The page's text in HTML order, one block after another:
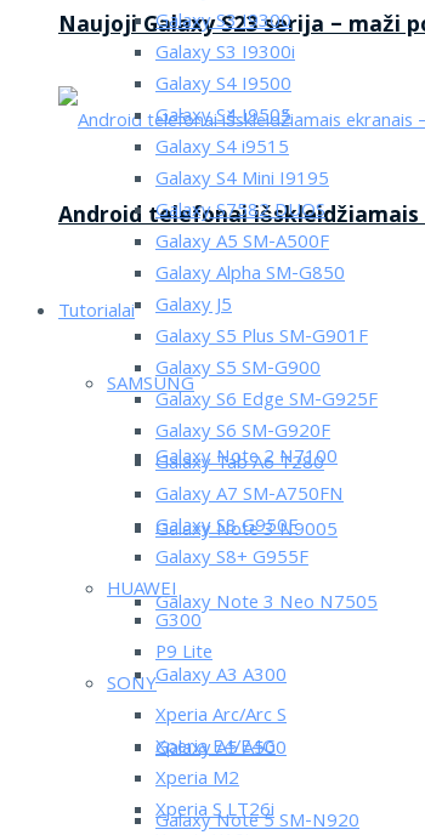
Naujoji Galaxy S23 serija – maži
Android telefonai
Tutorialai
SAMSUNG
Galaxy Note 2 N7100
Galaxy Note 3 N9005
Galaxy Note 3 Neo N7505
Galaxy A3 A300
Galaxy A5 A500
Galaxy Note 5 SM-N920
Galaxy S3 I9300
Galaxy S3 I9300i
Galaxy S4 I9500
Galaxy S4 I9505
Galaxy S4 i9515
Galaxy S4 Mini I9195
Galaxy S7582 DUOS
Galaxy A5 SM-A500F
Galaxy Alpha SM-G850
Galaxy J5
Galaxy S5 Plus SM-G901F
Galaxy S5 SM-G900
Galaxy S6 Edge SM-G925F
Galaxy S6 SM-G920F
Galaxy Tab A6 T280
Galaxy A7 SM-A750FN
Galaxy S8 G950F
Galaxy S8+ G955F
HUAWEI
G300
P9 Lite
SONY
Xperia Arc/Arc S
Xperia E4/E4G
Xperia M2
Xperia S LT26i